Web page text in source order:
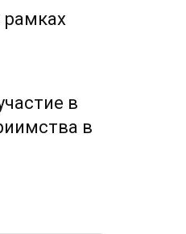
рамках
в
в